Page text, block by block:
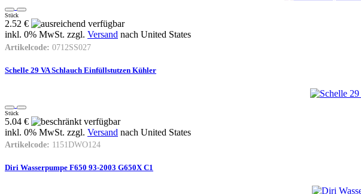
Stück
2.52 €
inkl. 0% MwSt. zzgl. Versand nach United States
Artikelcode: 0712SS027
Schelle 29 VA Schlauch Einfüllstutzen Kühler
Stück
5.04 €
inkl. 0% MwSt. zzgl. Versand nach United States
Artikelcode: 1151DWO124
Diri Wasserpumpe F650 93-2003 G650X C1